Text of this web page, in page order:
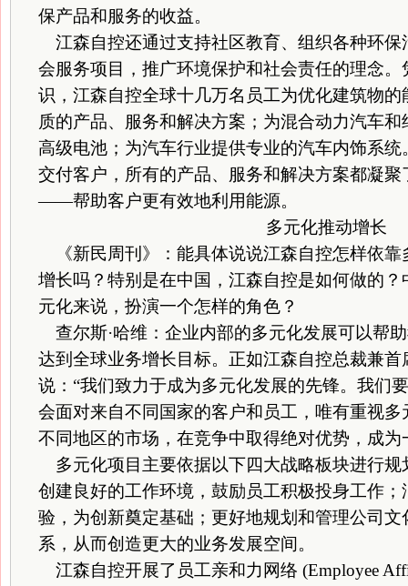
保产品和服务的收益。
江森自控还通过支持社区教育、组织各种环保
会服务项目，推广环境保护和社会责任的理念
识，江森自控全球十几万名员工为优化建筑物
质的产品、服务和解决方案；为混合动力汽车
高级电池；为汽车行业提供专业的汽车内饰系
交付客户，所有的产品、服务和解决方案都凝
——帮助客户更有效地利用能源。
多元化推动增长
《新民周刊》：能具体说说江森自控怎样依靠
增长吗？特别是在中国，江森自控是如何做的
元化来说，扮演一个怎样的角色？
查尔斯·哈维：企业内部的多元化发展可以帮
达到全球业务增长目标。正如江森自控总裁兼首
说：“我们致力于成为多元化发展的先锋。我们
会面对来自不同国家的客户和员工，唯有重视
不同地区的市场，在竞争中取得绝对优势，成为
多元化项目主要依据以下四大战略板块进行规
创建良好的工作环境，鼓励员工积极投身工作
验，为创新奠定基础；更好地规划和管理公司
系，从而创造更大的业务发展空间。
江森自控开展了员工亲和力网络 (Employee